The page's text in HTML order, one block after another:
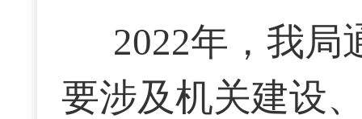
2022年，我局
要涉及机关建设